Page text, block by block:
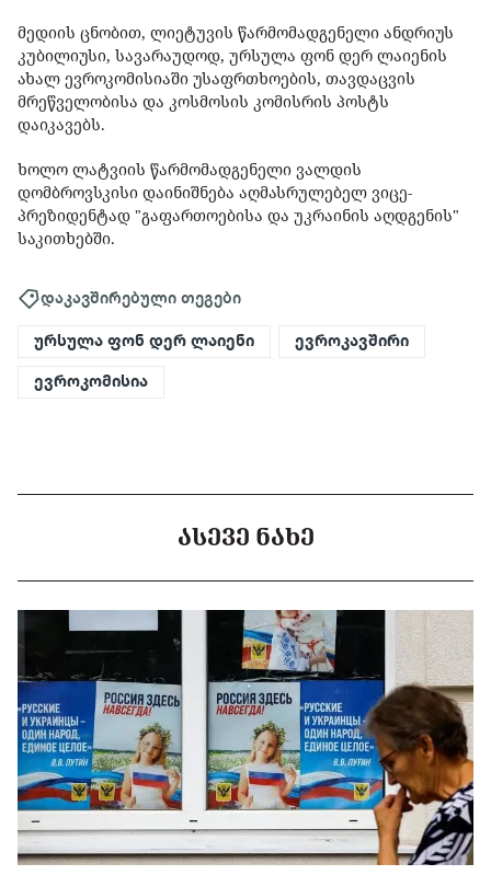
მედიის ცნობით, ლიეტუვის წარმომადგენელი ანდრიუს
კუბილიუსი, სავარაუდოდ, ურსულა ფონ დერ ლაიენის
ახალ ევროკომისიაში უსაფრთხოების, თავდაცვის
მრეწველობისა და კოსმოსის კომისრის პოსტს
დაიკავებს.
ხოლო ლატვიის წარმომადგენელი ვალდის
დომბროვსკისი დაინიშნება აღმასრულებელ ვიცე-
პრეზიდენტად "გაფართოებისა და უკრაინის აღდგენის"
საკითხებში.
დაკავშირებული თეგები
ურსულა ფონ დერ ლაიენი ევროკავშირი
ევროკომისია
ᲐᲡᲔᲕᲔ ᲜᲐᲮᲔ